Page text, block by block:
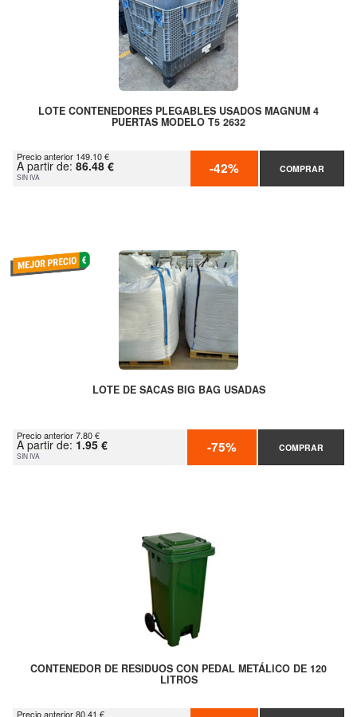
LOTE CONTENEDORES PLEGABLES USADOS MAGNUM 4
PUERTAS MODELO T5 2632
Precio anterior 149.10 €
A partir de: 86.48 €
SIN IVA -42% COMPRAR
LOTE DE SACAS BIG BAG USADAS
Precio anterior 7.80 €
A partir de: 1.95 €
SIN IVA -75% COMPRAR
CONTENEDOR DE RESIDUOS CON PEDAL METÁLICO DE 120
LITROS
Precio anterior 80.41 €